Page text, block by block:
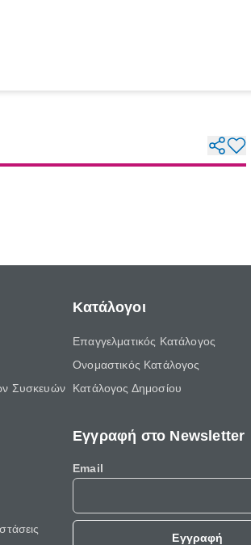
Συσκευών
Κατάλογοι
Επαγγελματικός Κατάλογος
Ονομαστικός Κατάλογος
Κατάλογος Δημοσίου
Εγγραφή στο Newsletter
Email
Εγγραφή